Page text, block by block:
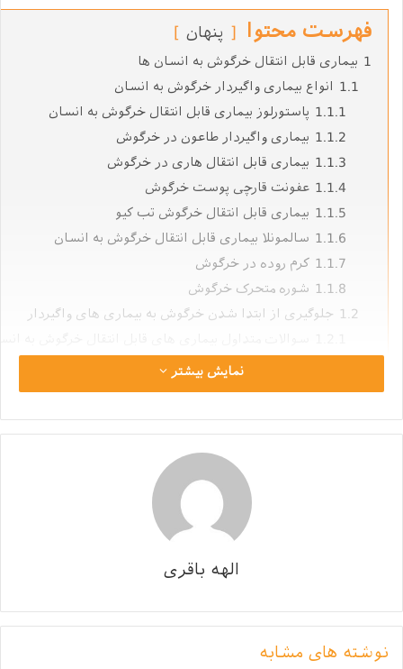
فهرست محتوا پنهان
1 بیماری قابل انتقال خرگوش به انسان ها
1.1 انواع بیماری واگیردار خرگوش به انسان
1.1.1 پاستورلوز بیماری قابل انتقال خرگوش به انسان
1.1.2 بیماری واگیردار طاعون در خرگوش
1.1.3 بیماری قابل انتقال هاری در خرگوش
1.1.4 عفونت قارچی پوست خرگوش
1.1.5 بیماری قابل انتقال خرگوش تب کیو
1.1.6 سالمونلا بیماری قابل انتقال خرگوش به انسان
1.1.7 کرم روده در خرگوش
1.1.8 شوره متحرک خرگوش
1.2 جلوگیری از ابتدا شدن خرگوش به بیماری های واگیردار
بیماری قابل انتقال خرگوش به
خرگوش‌ ها حیواناتی بی آزار و بازیگوش هستند که بسیار از
افراد علاقه بسیار زیادی به نگهداری این حیوان زیبا دارند،
برای نگهداری از خرگوش‌ ها بهتر است بدانید که
بیماری‌هایی وجود دارد که ممکن است از خروگوش به
انسان‌ها انتقال پیدا بکند. در ادامه به بررسی بیماری های قابل
شرح می‌دهیم.
نمایش بیشتر
الهه باقری
نوشته های مشابه